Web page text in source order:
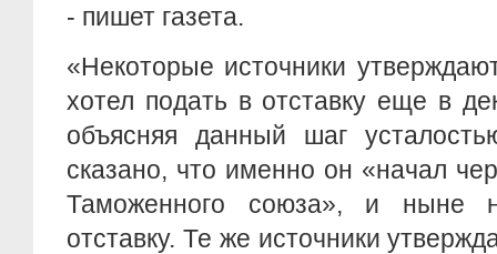
- пишет газета.
«Некоторые источники
хотел подать в отставку еще в
объясняя данный шаг
сказано, что именно он «начал
Таможенного союза», и ныне
отставку. Те же источники